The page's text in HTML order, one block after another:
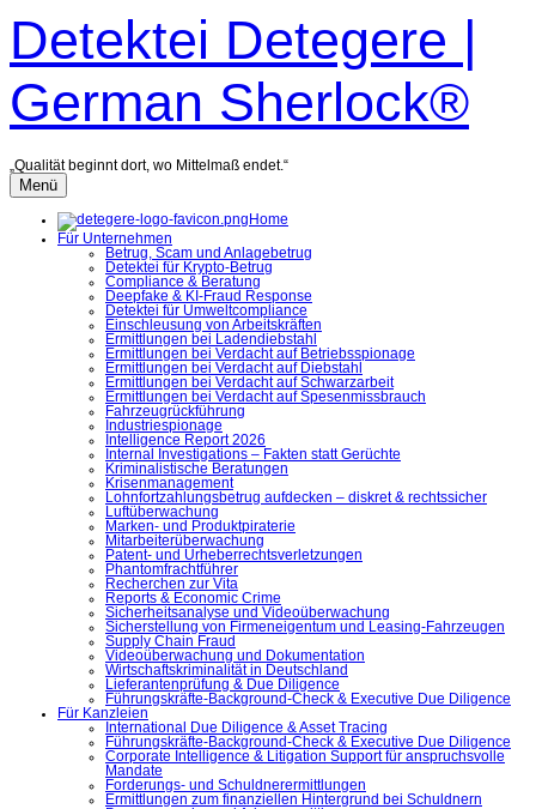
Inhalt
überspringen
Detektei Detegere |
German Sherlock®
„Qualität beginnt dort, wo Mittelmaß endet.“
Menü
Home
Für Unternehmen
Betrug, Scam und Anlagebetrug
Detektei für Krypto-Betrug
Compliance & Beratung
Deepfake & KI-Fraud Response
Detektei für Umweltcompliance
Einschleusung von Arbeitskräften
Ermittlungen bei Ladendiebstahl
Ermittlungen bei Verdacht auf Betriebsspionage
Ermittlungen bei Verdacht auf Diebstahl
Ermittlungen bei Verdacht auf Schwarzarbeit
Ermittlungen bei Verdacht auf Spesenmissbrauch
Fahrzeugrückführung
Industriespionage
Intelligence Report 2026
Internal Investigations – Fakten statt Gerüchte
Kriminalistische Beratungen
Krisenmanagement
Lohnfortzahlungsbetrug aufdecken – diskret & rechtssicher
Luftüberwachung
Marken- und Produktpiraterie
Mitarbeiterüberwachung
Patent- und Urheberrechtsverletzungen
Phantomfrachtführer
Recherchen zur Vita
Reports & Economic Crime
Sicherheitsanalyse und Videoüberwachung
Sicherstellung von Firmeneigentum und Leasing-Fahrzeugen
Supply Chain Fraud
Videoüberwachung und Dokumentation
Wirtschaftskriminalität in Deutschland
Lieferantenprüfung & Due Diligence
Führungskräfte-Background-Check & Executive Due Diligence
Für Kanzleien
International Due Diligence & Asset Tracing
Führungskräfte-Background-Check & Executive Due Diligence
Corporate Intelligence & Litigation Support für anspruchsvolle
Mandate
Forderungs- und Schuldnerermittlungen
Ermittlungen zum finanziellen Hintergrund bei Schuldnern